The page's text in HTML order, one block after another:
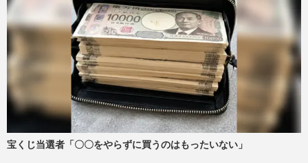
宝くじ当選者「〇〇をやらずに買うのはもったいない」